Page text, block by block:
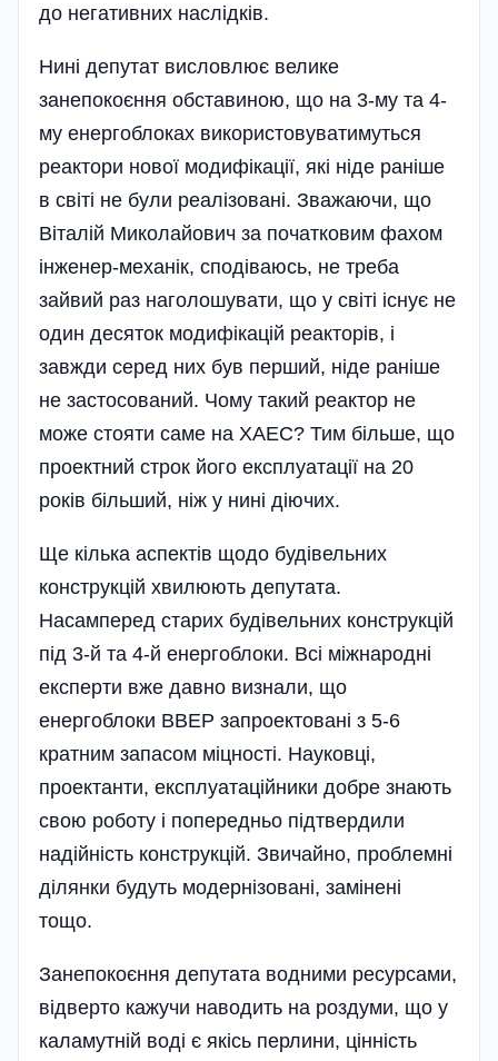
до негативних наслідків.
Нині депутат висловлює велике
занепокоєння обставиною, що на 3-му та 4-
му енергоблоках використовуватимуться
реактори нової модифі­кації, які ніде раніше
в світі не були реалізовані. Зважаючи, що
Віталій Миколайович за початковим фахом
інженер-механік, сподіваюсь, не треба
зайвий раз наголошувати, що у світі існує не
один десяток модифікацій реакторів, і
завжди серед них був перший, ніде раніше
не застосований. Чому такий реактор не
може стояти саме на ХАЕС? Тим більше, що
проектний строк його експлуатації на 20
років більший, ніж у нині діючих.
Ще кілька аспектів щодо будівельних
конструкцій хвилюють депутата.
Насамперед старих будівельних конструкцій
під 3-й та 4-й енергоблоки. Всі міжнародні
експерти вже давно визнали, що
енергоблоки ВВЕР запроектовані з 5-6
кратним запасом міцності. Науковці,
проектанти, експлуатаційники добре знають
свою роботу і попередньо підтвердили
надійність конструкцій. Звичайно, проблемні
ділянки будуть модернізовані, замінені
тощо.
Занепокоєння депутата водними ресурсами,
відверто кажучи наводить на роздуми, що у
каламутній воді є якісь перлини, цінність